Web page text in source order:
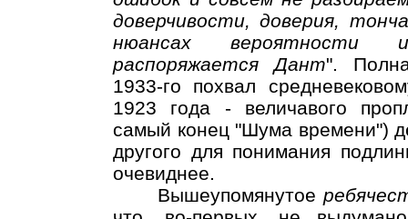
доверчивости, доверия,
нюансах вероятности
распоряжается Дант".
1933-го похвал
1923 года - величавого
самый конец "Шума времени")
другого для понимания
очевиднее.
Вышеупомянутое